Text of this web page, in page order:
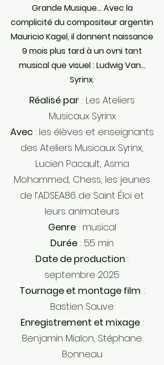
Grande Musique... Avec la
complicité du compositeur argentin
Mauricio Kagel, il donnent naissance
9 mois plus tard à un ovni tant
musical que visuel : Ludwig Van...
Syrinx.
Réalisé par : Les Ateliers
Musicaux Syrinx
Avec : les élèves et enseignants
des Ateliers Musicaux Syrinx,
Lucien Pacault, Asma
Mohammed, Chess, les jeunes
de l’ADSEA86 de Saint Éloi et
leurs animateurs
Genre: musical
Durée : 55 min
Date de production :
septembre 2025
Tournage et montage film :
Bastien Sauve
Enregistrement et mixage:
Benjamin Mialon, Stéphane
Bonneau